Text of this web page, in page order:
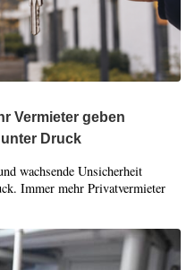
Vermieter geben
Druck
wachsende Unsicherheit
Immer mehr Privatvermieter